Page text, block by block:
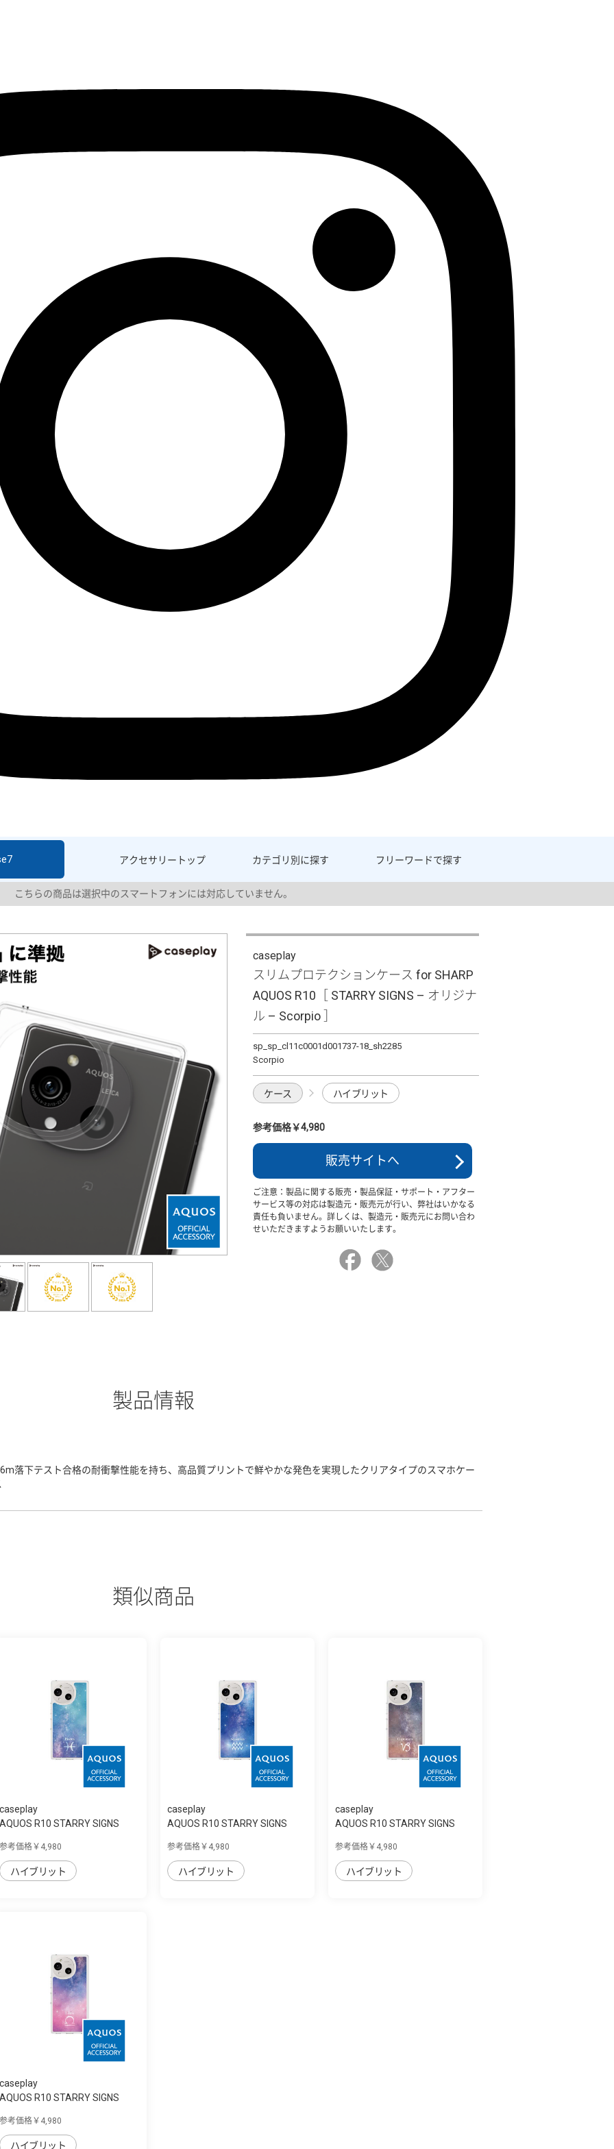
アクセサリー トップ カテゴリ別に探す フリーワードで探す
こちらの商品は選択中のスマートフォンには対応していません。
caseplay
スリムプロテクションケース for SHARP
AQUOS R10［ STARRY SIGNS – オリジナ
ル – Scorpio ］
sp_sp_cl11c0001d001737-18_sh2285
Scorpio
ケース ハイブリット
参考価格￥4,980
販売サイトへ
ご注意：製品に関する販売・製品保証・サポート・アフター
サービス等の対応は製造元・販売元が行い、弊社はいかなる
責任も負いません。詳しくは、製造元・販売元にお問い合わ
せいただきますようお願いいたします。
製品情報
落下テスト合格の耐衝撃性能を持ち、高品質プリントで鮮やかな発色を実現したクリアタイプのスマホケー
類似商品
caseplay
AQUOS R10 STARRY SIGNS
参考価格￥4,980
ハイブリット
caseplay
AQUOS R10 STARRY SIGNS
参考価格￥4,980
ハイブリット
caseplay
AQUOS R10 STARRY SIGNS
参考価格￥4,980
ハイブリット
caseplay
AQUOS R10 STARRY SIGNS
参考価格￥4,980
ハイブリット